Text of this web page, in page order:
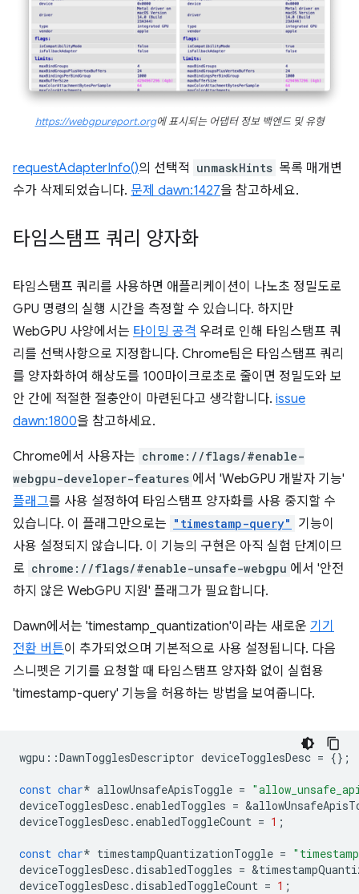
https://webgpureport.org에 표시되는 어댑터 정보 백엔드 및 유형
requestAdapterInfo()의 선택적 unmaskHints 목록 매개변
수가 삭제되었습니다. 문제 dawn:1427을 참고하세요.
타임스탬프 쿼리 양자화
타임스탬프 쿼리를 사용하면 애플리케이션이 나노초 정밀도로
GPU 명령의 실행 시간을 측정할 수 있습니다. 하지만
WebGPU 사양에서는 타이밍 공격 우려로 인해 타임스탬프 쿼
리를 선택사항으로 지정합니다. Chrome팀은 타임스탬프 쿼리
를 양자화하여 해상도를 100마이크로초로 줄이면 정밀도와 보
안 간에 적절한 절충안이 마련된다고 생각합니다. issue
dawn:1800을 참고하세요.
Chrome에서 사용자는 chrome://flags/#enable-
webgpu-developer-features 에서 'WebGPU 개발자 기능'
플래그를 사용 설정하여 타임스탬프 양자화를 사용 중지할 수
있습니다. 이 플래그만으로는 "timestamp-query"
기능이
사용 설정되지 않습니다. 이 기능의 구현은 아직 실험 단계이므
로 chrome://flags/#enable-unsafe-webgpu 에서 '안전
하지 않은 WebGPU 지원' 플래그가 필요합니다.
Dawn에서는 'timestamp_quantization'이라는 새로운 기기
전환 버튼이 추가되었으며 기본적으로 사용 설정됩니다. 다음
스니펫은 기기를 요청할 때 타임스탬프 양자화 없이 실험용
'timestamp-query' 기능을 허용하는 방법을 보여줍니다.
wgpu ::DawnTogglesDescriptor deviceTogglesDesc = {};
const char* allowUnsafeApisToggle =
deviceTogglesDesc. enabledToggles = &
deviceTogglesDesc. enabledToggleCount = 1 ;
const char* timestampQuantizationToggle =
deviceTogglesDesc.disabledToggles = &
deviceTogglesDesc.disabledToggleCount = 1 ;